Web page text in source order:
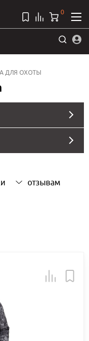
0
ДЛЯ ОХОТЫ
отзывам